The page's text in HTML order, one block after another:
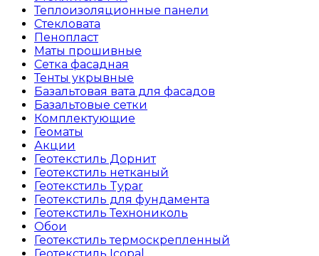
Теплоизоляционные панели
Стекловата
Пенопласт
Маты прошивные
Сетка фасадная
Тенты укрывные
Базальтовая вата для фасадов
Базальтовые сетки
Комплектующие
Геоматы
Акции
Геотекстиль Дорнит
Геотекстиль нетканый
Геотекстиль Typar
Геотекстиль для фундамента
Геотекстиль Технониколь
Обои
Геотекстиль термоскрепленный